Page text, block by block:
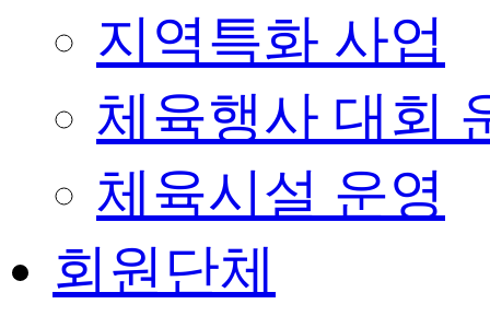
지역특화 사업
체육행사 대회
체육시설 운영
회원단체